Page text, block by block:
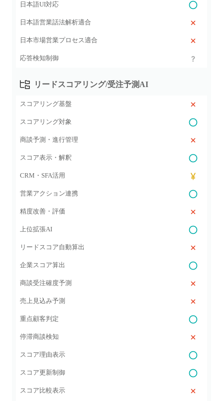
日本語UI対応
日本語営業話法解析適合
日本市場営業プロセス適合
応答検知制御
リードスコアリング/受注予測AI
スコアリング基盤
スコアリング対象
商談予測・進行管理
スコア表示・解釈
CRM・SFA活用
営業アクション連携
精度改善・評価
上位拡張AI
リードスコア自動算出
企業スコア算出
商談受注確度予測
売上見込み予測
重点顧客判定
停滞商談検知
スコア理由表示
スコア更新制御
スコア比較表示